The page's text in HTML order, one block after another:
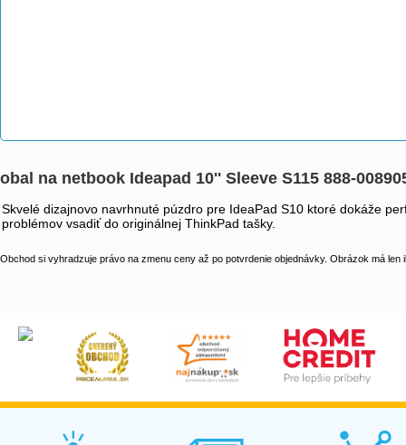
obal na netbook Ideapad 10'' Sleeve S115 888-
Skvelé dizajnovo navrhnuté púzdro pre IdeaPad S10 ktoré dokáže
problémov vsadiť do originálnej ThinkPad tašky.
Obchod si vyhradzuje právo na zmenu ceny až po potvrdenie objednávky. Obrázok má len